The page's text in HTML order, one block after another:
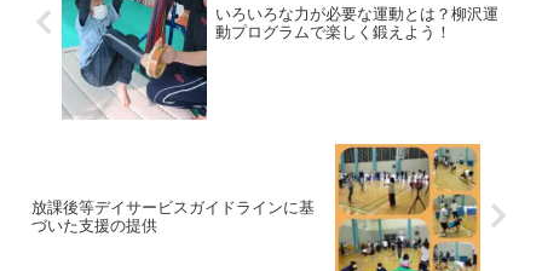
いろいろな力が必要な運動とは？柳沢運
動プログラムで楽しく鍛えよう！
放課後等デイサービスガイドラインに基
づいた支援の提供